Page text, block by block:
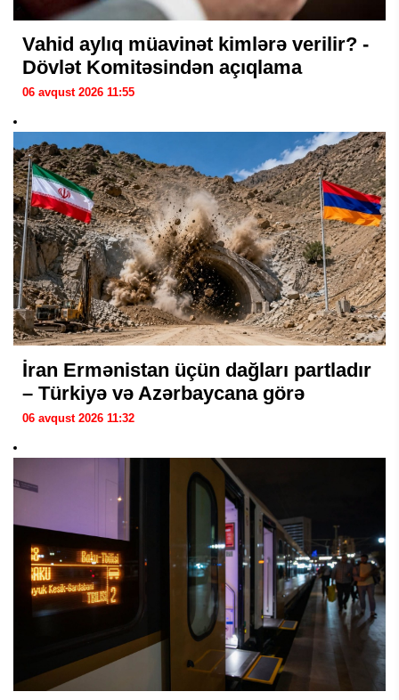
Vahid aylıq müavinət kimlərə verilir? -
Dövlət Komitəsindən açıqlama
06 avqust 2026 11:55
İran Ermənistan üçün dağları partladır
– Türkiyə və Azərbaycana görə
06 avqust 2026 11:32